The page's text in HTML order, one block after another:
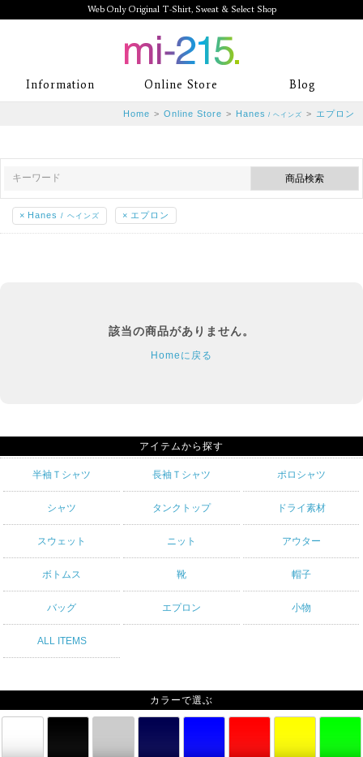
Web Only Original T-Shirt, Sweat & Select Shop
mi-215. Web Only Original T-Shirt,
Sweat & Select Shop mi-215. Tシャ
ランド専門通販
Information Online Store Blog
Home > Online Store > Hanes / ヘインズ > エプロン
× Hanes / ヘインズ × エプロン
該当の商品がありません。
Homeに戻る
アイテムから探す
半袖Ｔシャツ 長袖Ｔシャツ ポロシャツ
シャツ タンクトップ ドライ素材
スウェット ニット アウター
ボトムス 靴 帽子
バッグ エプロン 小物
ALL ITEMS
カラーで選ぶ